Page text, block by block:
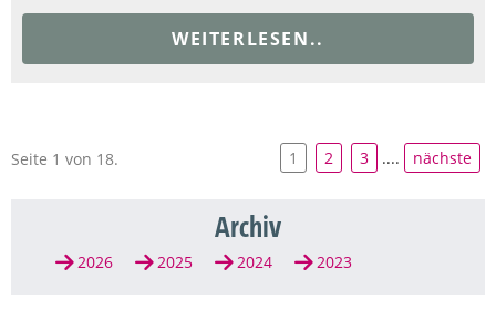
WEITERLESEN..
Seite 1 von 18. 1 2 3 .... nächste
Archiv
2026 2025 2024 2023